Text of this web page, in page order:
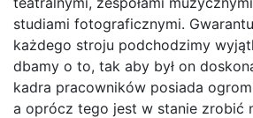
studiami fotograficznymi.
każdego stroju podchodzimy
dbamy o to, tak aby był on
kadra pracowników posiada
a oprócz tego jest w stanie zrobić